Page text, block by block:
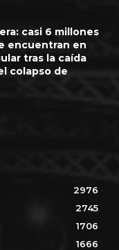
casi 6 millones
encuentran en
tras la caída
colapso de
2976
2745
1706
1666